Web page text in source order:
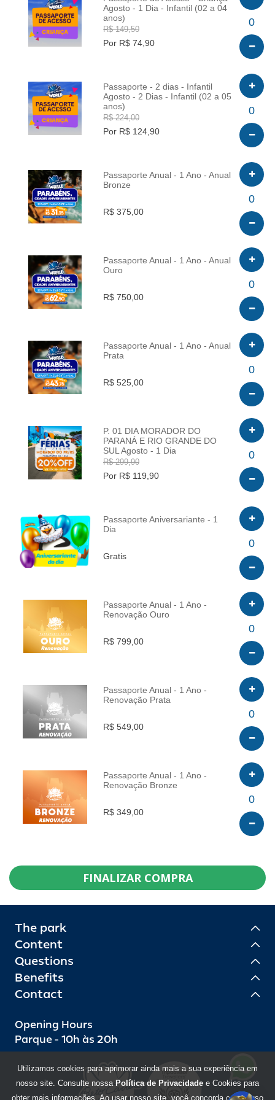
INFO
Agosto - 1 Dia - Infantil (02 a 04
anos)
R$ 149,50
Por R$ 74,90
0
INFO
Passaporte - 2 dias - Infantil
Agosto - 2 Dias - Infantil (02 a 05
anos)
R$ 224,00
Por R$ 124,90
0
INFO
Passaporte Anual - 1 Ano - Anual
Bronze
R$ 375,00
0
INFO
Passaporte Anual - 1 Ano - Anual
Ouro
R$ 750,00
0
INFO
Passaporte Anual - 1 Ano - Anual
Prata
R$ 525,00
0
INFO
P. 01 DIA MORADOR DO
PARANÁ E RIO GRANDE DO
SUL Agosto - 1 Dia
R$ 299,90
Por R$ 119,90
0
INFO
Passaporte Aniversariante - 1
Dia
Gratis
0
INFO
Passaporte Anual - 1 Ano -
Renovação Ouro
R$ 799,00
0
INFO
Passaporte Anual - 1 Ano -
Renovação Prata
R$ 549,00
0
INFO
Passaporte Anual - 1 Ano -
Renovação Bronze
R$ 349,00
0
FINALIZAR COMPRA
The park
Content
Questions
Benefits
Contact
Opening Hours
Parque - 10h às 20h
Utilizamos cookies para aprimorar ainda mais a sua experiência em
nosso site. Consulte nossa Política de Privacidade e Cookies para
obter mais informações. Ao usar nosso site, você concorda com o uso